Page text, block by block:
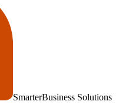
SmarterBusiness Solutions